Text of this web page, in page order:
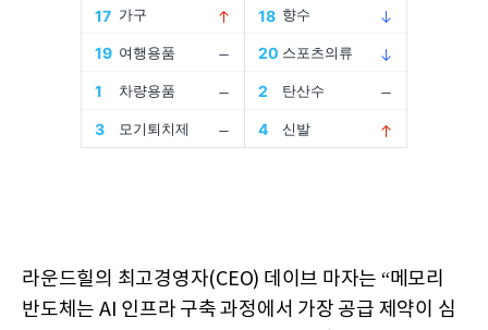
라운드힐의 최고경영자(CEO) 데이브 마자는 “메모리
반도체는 AI 인프라 구축 과정에서 가장 공급 제약이 심